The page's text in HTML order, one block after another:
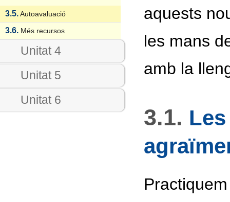
3.5.Autoavaluació
3.6. Més recursos
Unitat 4
Unitat 5
Unitat 6
aquests
les mans
amb la
3.1.